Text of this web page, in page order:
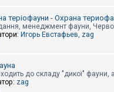
теріофауни - Охрана
менеджмент фауни,
Игорь Евстафьев, zag
до складу "дикої" фауни,
zag